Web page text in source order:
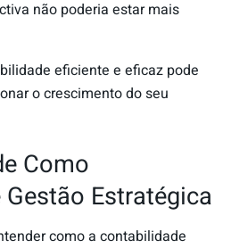
não poderia estar mais
eficiente e eficaz pode
o crescimento do seu
Como
Estratégica
como a contabilidade